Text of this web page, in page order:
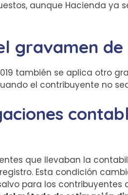
aunque Hacienda
gravamen
también se aplica otro
el contribuyente no
que llevaban la
Esta condición
para los